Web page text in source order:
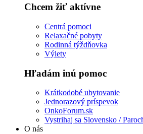
Chcem žiť aktívne
Centrá pomoci
Relaxačné pobyty
Rodinná týždňovka
Výlety
Hľadám inú pomoc
Krátkodobé ubytovanie
Jednorazový príspevok
OnkoForum.sk
Vystrihaj sa Slovensko /
O nás